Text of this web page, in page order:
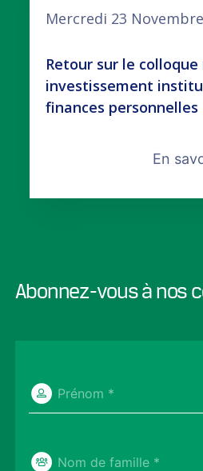
Mercredi 23
Retour sur le
investissement
finances personnelles
En
Abonnez-vous à nos
Prénom *
Nom de famille *